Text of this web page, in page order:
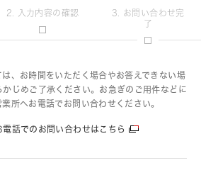
2. 入力内容の確認
3. お問い合わせ完
了
、お時間をいただく場合やお答えできない場
じめご了承ください。お急ぎのご用件などに
所へお電話でお問い合わせください。
話でのお問い合わせはこちら